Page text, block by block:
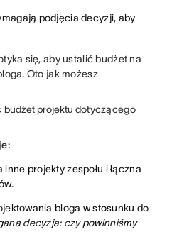
podjęcia decyzji, aby
się, aby ustalić budżet na
Oto jak możesz
budżet projektu dotyczącego
projekty zespołu i łączna
bloga w stosunku do
decyzja: czy powinniśmy